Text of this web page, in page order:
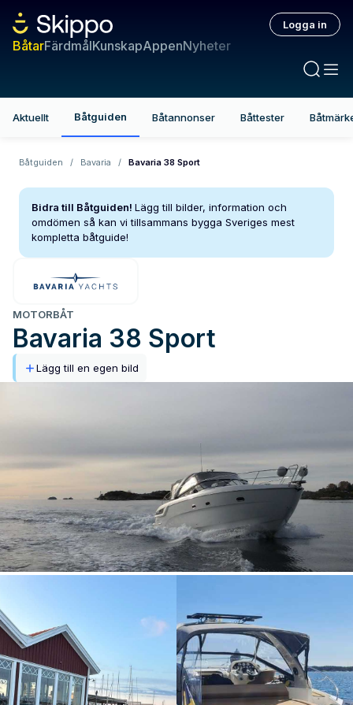
BåtarFärdmålKunskapAppenNyheter
Logga in
Aktuellt Båtguiden Båtannonser Båttester
Båtguiden / Bavaria / Bavaria 38 Sport
Bidra till Båtguiden! Lägg till bilder, information och
omdömen så kan vi tillsammans bygga Sveriges mest
kompletta båtguide!
MOTORBÅT
Bavaria 38 Sport
Lägg till en egen bild